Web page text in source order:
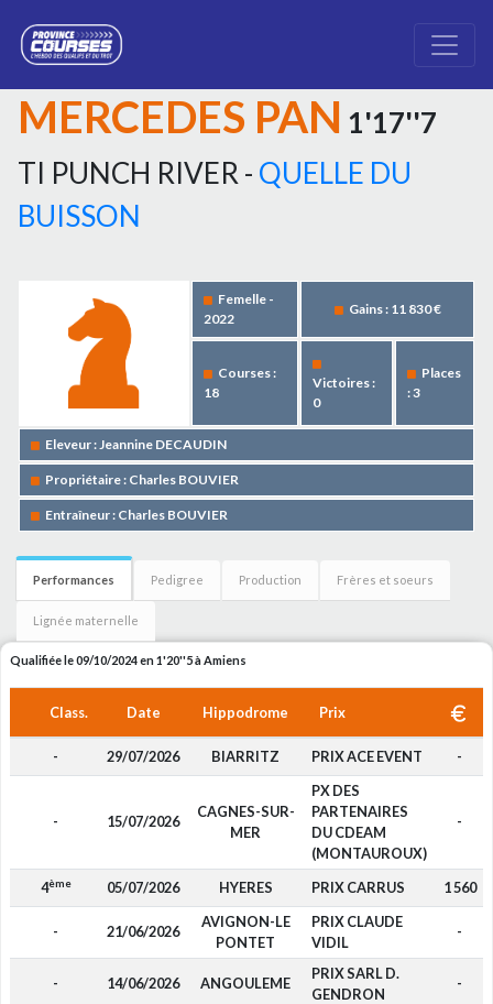
MERCEDES PAN 1'17''7
TI PUNCH RIVER - QUELLE DU
BUISSON
Femelle -
2022
Gains : 11 830 €
Courses :
18
Victoires :
0
Places
: 3
Eleveur : Jeannine DECAUDIN
Propriétaire : Charles BOUVIER
Entraîneur : Charles BOUVIER
Performances Pedigree Production Frères et soeurs
Lignée maternelle
Qualifiée le 09/10/2024 en 1'20''5 à Amiens
Class. Date Hippodrome Prix
- 29/07/2026 BIARRITZ PRIX ACE EVENT -
- 15/07/2026
CAGNES-SUR-
MER
PX DES
PARTENAIRES
DU CDEAM
(MONTAUROUX)
-
4ème 05/07/2026 HYERES PRIX CARRUS 1 560
- 21/06/2026
AVIGNON-LE
PONTET
PRIX CLAUDE
VIDIL
-
- 14/06/2026 ANGOULEME
PRIX SARL D.
GENDRON
-